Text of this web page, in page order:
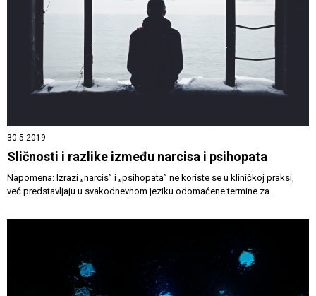
30.5.2019
Sličnosti i razlike između narcisa i psihopata
Napomena: Izrazi „narcis” i „psihopata” ne koriste se u kliničkoj praksi,
već predstavljaju u svakodnevnom jeziku odomaćene termine za...